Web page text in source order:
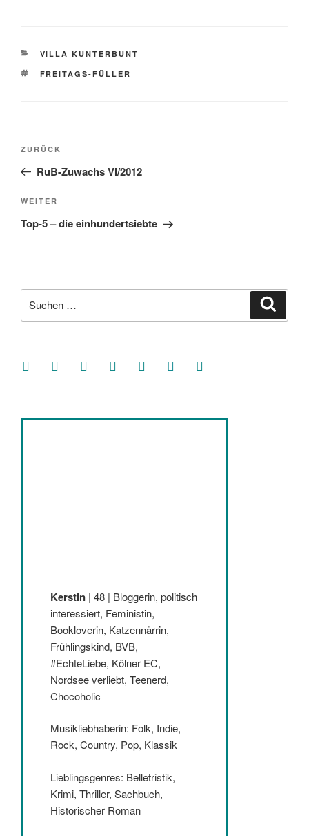
KATEGORIEN
VILLA KUNTERBUNT
SCHLAGWÖRTER
FREITAGS-FÜLLER
Beitragsnavigation
Vorheriger
Beitrag
ZURÜCK
RuB-Zuwachs VI/2012
Nächster
Beitrag
WEITER
Top-5 – die einhundertsiebte
nach:
facebooksoundcloud
twitter mastodoninstagramthreads goodreads
Kerstin | 48 | Bloggerin, politisch
interessiert, Feministin,
Bookloverin, Katzennärrin,
Frühlingskind, BVB,
#EchteLiebe, Kölner EC,
Nordsee verliebt, Teenerd,
Chocoholic
Musikliebhaberin: Folk, Indie,
Rock, Country, Pop, Klassik
Lieblingsgenres: Belletristik,
Krimi, Thriller, Sachbuch,
Historischer Roman